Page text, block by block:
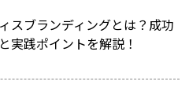
スブランディングとは？成功
実践ポイントを解説！